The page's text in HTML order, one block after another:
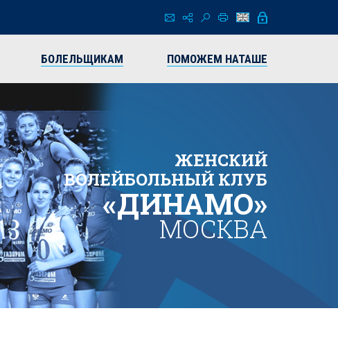
БОЛЕЛЬЩИКАМ ПОМОЖЕМ НАТАШЕ
ЖЕНСКИЙ
ВОЛЕЙБОЛЬНЫЙ КЛУБ
«ДИНАМО»
МОСКВА